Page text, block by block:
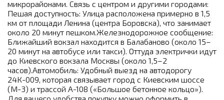
микрорайонами. Связь с центром и другими городами:
Пешая доступность: Улица расположена примерно в 1,5
км от площади Ленина (центра Боровска), что занимает
около 20 минут пешком.Железнодорожное сообщение:
Ближайший вокзал находится в Балабаново (около 15–
20 минут на автобусе или такси). Оттуда электрички идут
до Киевского вокзала Москвы (около 1,5–2
часов).Автомобиль: Удобный выезд на автодорогу
24К-009, которая связывает город с Киевским шоссе
(М-3) и трассой А-108 («Большое бетонное кольцо»).
Для вашего удобства покупку можно оформить в